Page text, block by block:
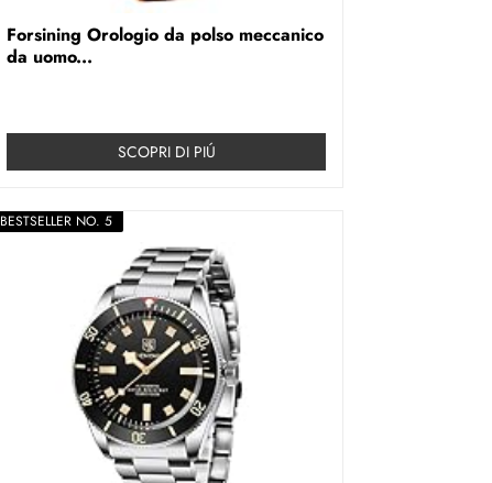
Forsining Orologio da polso meccanico
da uomo...
SCOPRI DI PIÚ
BESTSELLER NO. 5